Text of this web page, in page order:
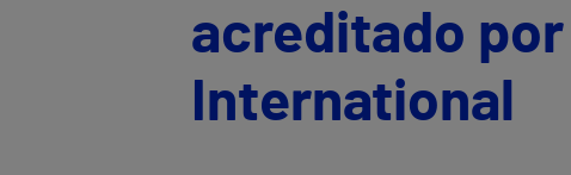
acreditado
International